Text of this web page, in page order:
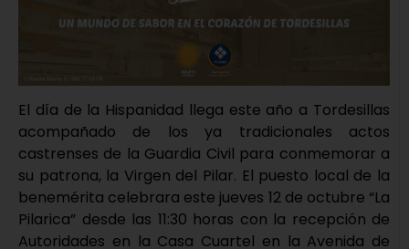
El día de la Hispanidad llega este año a Tordesillas
acompañado de los ya tradicionales actos
castrenses de la Guardia Civil para conmemorar a
su patrona, la Virgen del Pilar. El puesto local de la
benemérita celebrara este jueves 12 de octubre “La
Pilarica” desde las 11:30 horas con la recepción de
Autoridades en la Casa Cuartel en la Avenida de